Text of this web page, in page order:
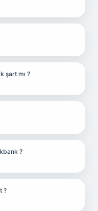
şart mı ?
?
?